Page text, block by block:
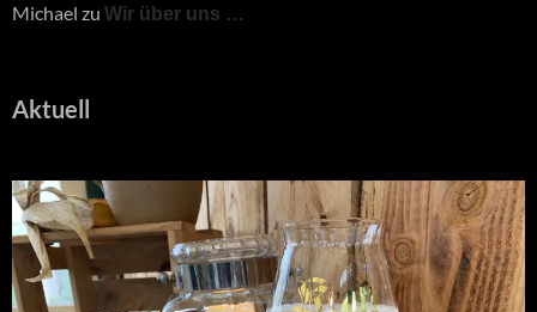
Michael zu Wir über uns …
Aktuell